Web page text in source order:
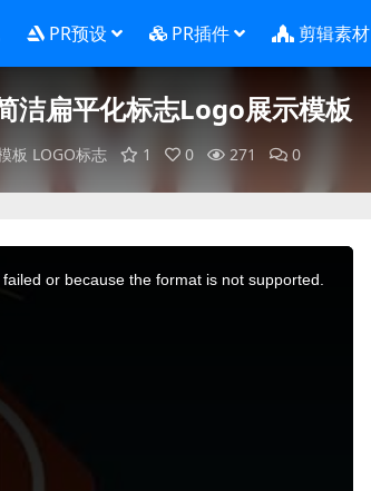
PR预设 PR插件 剪辑素材
洁扁平化标志Logo展示模板
板 LOGO标志 1 0 271 0
or because the format is not supported.